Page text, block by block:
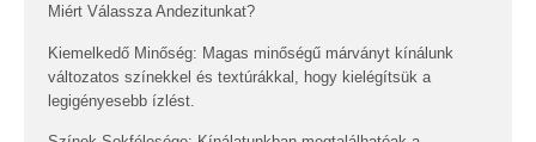
Miért Válassza Andezitunkat?
Kiemelkedő Minőség: Magas minőségű márványt kínálunk
változatos színekkel és textúrákkal, hogy kielégítsük a
legigényesebb ízlést.